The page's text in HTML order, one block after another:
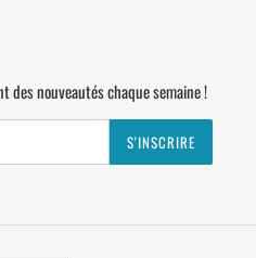
des nouveautés chaque semaine !
S'INSCRIRE